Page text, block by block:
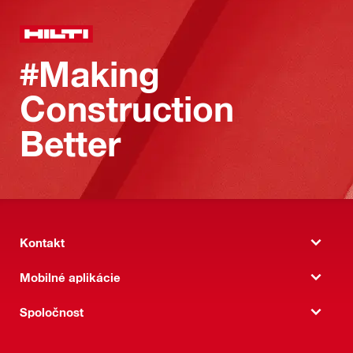
#Making
Construction
Better
Kontakt
Mobilné aplikácie
Spoločnost